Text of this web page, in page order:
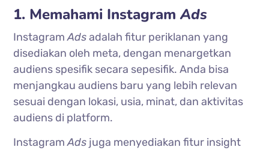
1. Memahami InstagramAds
InstagramAdsadalah fitur periklanan yang
disediakan oleh meta, dengan menargetkan
audiens spesifik secara sepesifik. Anda bisa
menjangkau audiens baru yang lebih relevan
sesuai dengan lokasi, usia, minat, dan aktivitas
audiens di platform.
InstagramAds juga menyediakan fitur insight